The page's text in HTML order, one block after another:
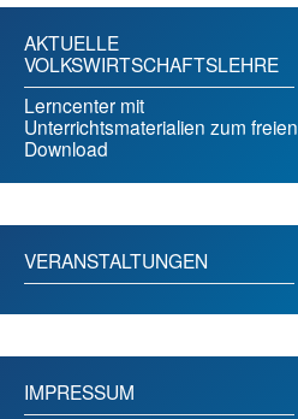
AKTUELLE
VOLKSWIRTSCHAFTSLEHRE
Lerncenter mit
Unterrichtsmaterialien zum freien
Download
VERANSTALTUNGEN
IMPRESSUM